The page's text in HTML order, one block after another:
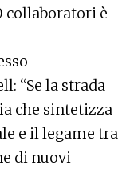
collaboratori è
“Se la strada
che sintetizza
e il legame tra
di nuovi